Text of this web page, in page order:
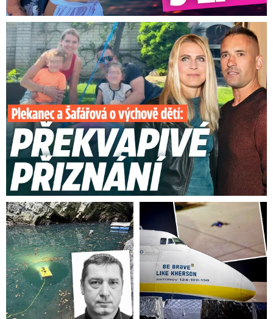
Plekanec a Šafářová o výchově dětí: Překvapivé přiznání